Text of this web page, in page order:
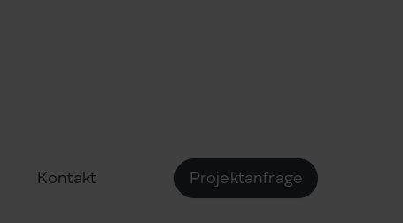
Kontakt Projektanfrage